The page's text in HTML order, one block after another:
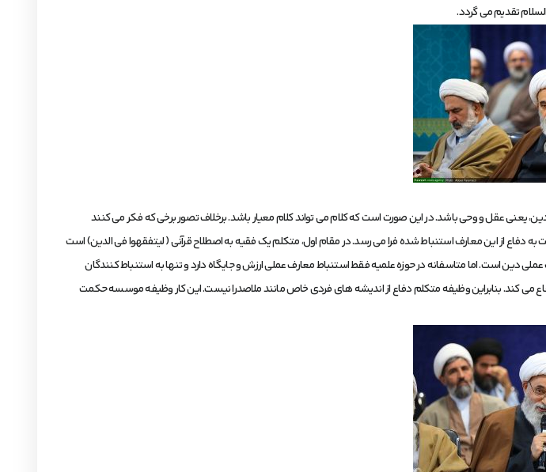
تقدیم می گردد.
دین، یعنی عقل و وحی باشد. در این صورت است که کلام می تواند کلام معیار باشد. برخلاف تصور برخی که فکر می کنند
دفاع از این معارف استنباط شده فرا می رسد. در مقام اول، متکلم یک فقیه به اصطلاح قرآنی ( لیتفقهوا فی الدین) است
دین است. اما متاسفانه در حوزه علمیه فقط استنباط معارف عملی ارزش و جایگاه دارد و تنها به استنباط کنندگان
کند. بنابراین وظیفه متکلم دفاع از اندیشه های فردی خاص مانند ملاصدرا نیست. این کار وظیفه موسسه حکمت